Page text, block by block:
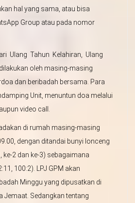
hal yang sama, atau bisa
Group atau pada nomor
Ulang Tahun Kelahiran, Ulang
oleh masing-masing
dan beribadah bersama. Para
Unit, menuntun doa melalui
video call.
di rumah masing-masing
dengan ditandai bunyi lonceng
ke-2 dan ke-3) sebagaimana
100:2). LPJ GPM akan
Minggu yang dipusatkan di
Jemaat. Sedangkan tentang